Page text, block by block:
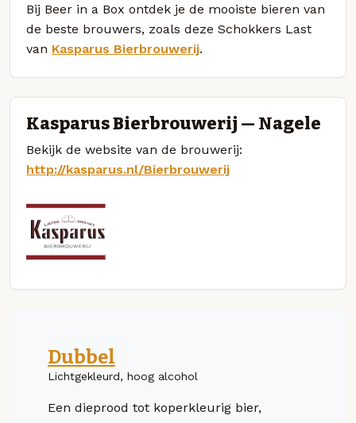
Bij Beer in a Box ontdek je de mooiste bieren van
de beste brouwers, zoals deze Schokkers Last
van Kasparus Bierbrouwerij.
Kasparus Bierbrouwerij — Nagele
Bekijk de website van de brouwerij:
http://kasparus.nl/Bierbrouwerij
Dubbel
Lichtgekleurd, hoog alcohol
Een dieprood tot koperkleurig bier,